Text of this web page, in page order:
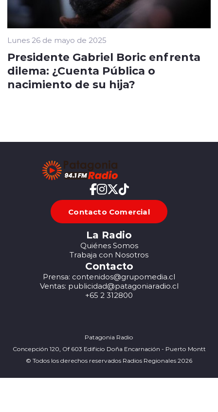
Lunes 26 de mayo de 2025
Presidente Gabriel Boric enfrenta
dilema: ¿Cuenta Pública o
nacimiento de su hija?
Contacto Comercial
La Radio
Quiénes Somos
Trabaja con Nosotros
Contacto
Prensa: contenidos@grupomedia.cl
Ventas: publicidad@patagoniaradio.cl
+65 2 312800
Patagonia Radio
Concepción 120, Of 603 Edificio Doña Encarnación - Puerto Montt
© Todos los derechos reservados Radios Regionales 2026